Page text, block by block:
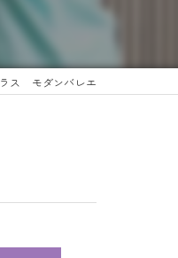
ス モダンバレエ